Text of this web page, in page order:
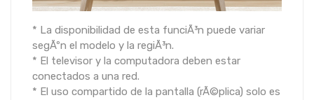
* La disponibilidad de esta funciÃ³n puede variar
segÃºn el modelo y la regiÃ³n.
* El televisor y la computadora deben estar
conectados a una red.
* El uso compartido de la pantalla (rÃ©plica) solo es